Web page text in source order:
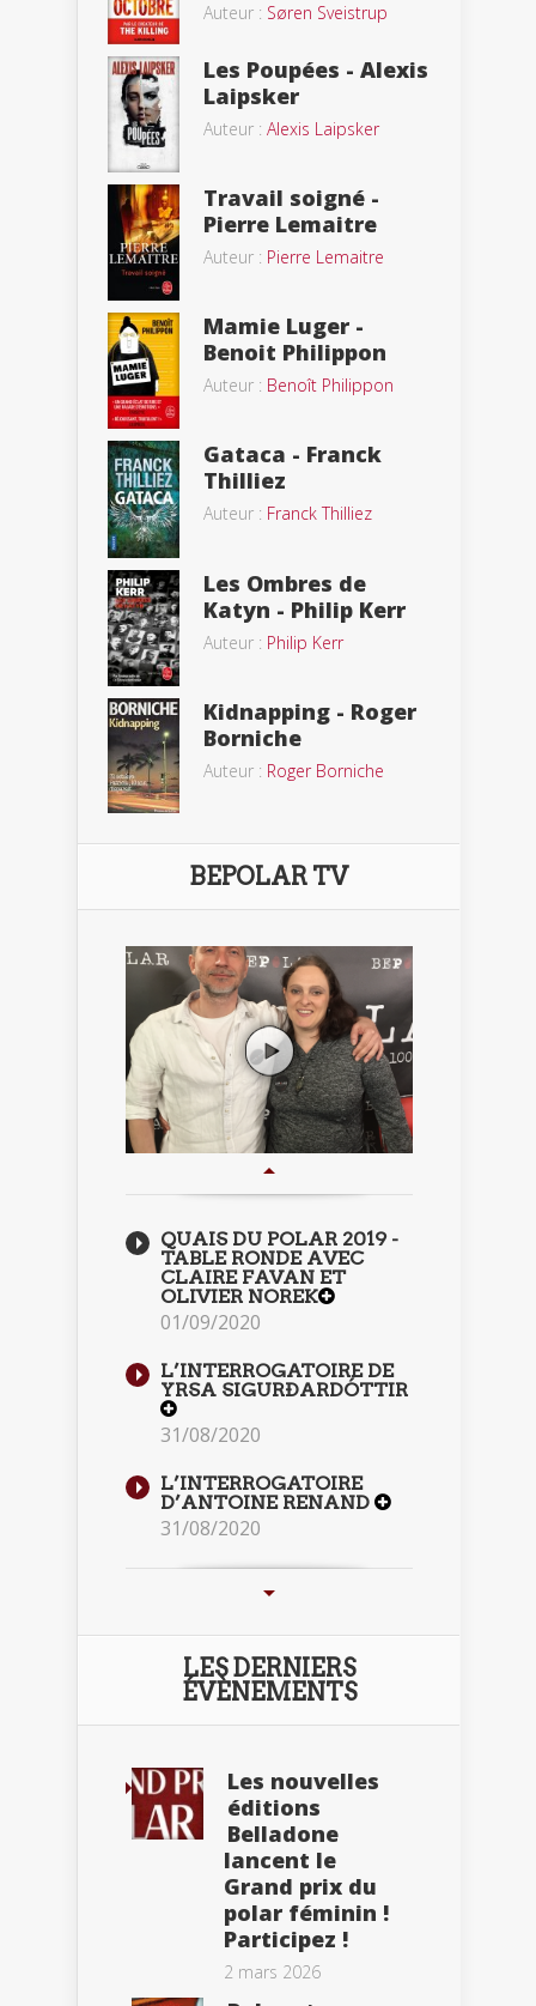
Auteur : Søren Sveistrup
Les Poupées - Alexis
Laipsker
Auteur : Alexis Laipsker
Travail soigné -
Pierre Lemaitre
Auteur : Pierre Lemaitre
Mamie Luger -
Benoit Philippon
Auteur : Benoît Philippon
Gataca - Franck
Thilliez
Auteur : Franck Thilliez
Les Ombres de
Katyn - Philip Kerr
Auteur : Philip Kerr
Kidnapping - Roger
Borniche
Auteur : Roger Borniche
BEPOLAR TV
QUAIS DU POLAR 2019 -
TABLE RONDE AVEC
CLAIRE FAVAN ET
OLIVIER NOREK
01/09/2020
L’INTERROGATOIRE DE
YRSA SIGURÐARDÓTTIR
31/08/2020
L’INTERROGATOIRE
D’ANTOINE RENAND
31/08/2020
LES DERNIERS
ÉVÈNEMENTS
Les nouvelles
éditions
Belladone
lancent le
Grand prix du
polar féminin !
Participez !
2 mars 2026